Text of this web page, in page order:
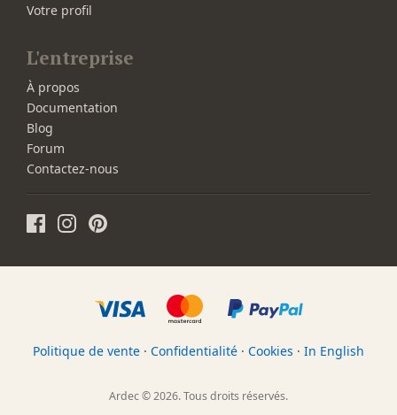
Votre profil
L'entreprise
À propos
Documentation
Blog
Forum
Contactez-nous
Politique de vente · Confidentialité · Cookies · In English
Ardec © 2026. Tous droits réservés.